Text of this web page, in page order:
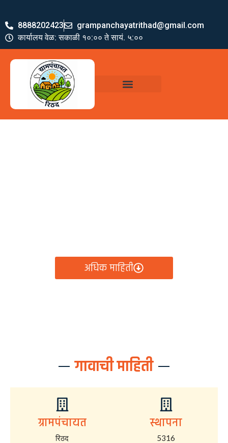
8888202423
grampanchayatrithad@gmail.com
कार्यालय वेळ: सकाळी १०:०० ते सायं. ५:००
अधिक माहिती
गावाची माहिती
ग्रामपंचायत
रिठद
स्थापना
5316